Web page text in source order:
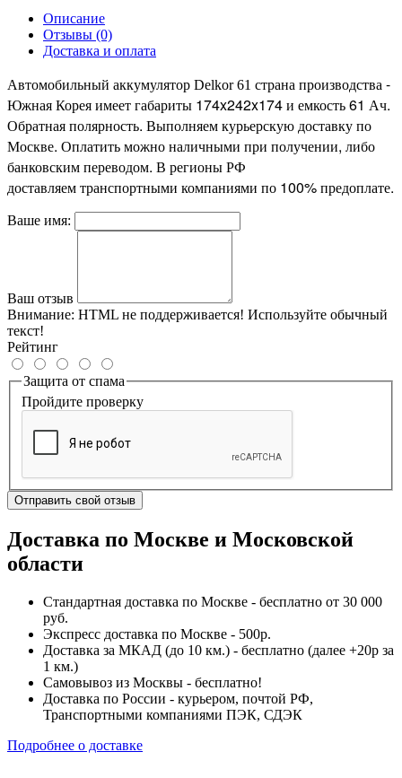
Описание
Отзывы (0)
Доставка и оплата
Автомобильный аккумулятор Delkor 61 страна производства -
Южная Корея имеет габариты 174x242x174 и емкость 61 Ач.
Обратная полярность. Выполняем курьерскую доставку по
Москве. Оплатить можно наличными при получении, либо
банковским переводом. В регионы РФ
доставляем транспортными компаниями по 100% предоплате.
Ваше имя:
Ваш отзыв
Внимание: HTML не поддерживается! Используйте обычный
текст!
Рейтинг
Защита от спама
Пройдите проверку
Отправить свой отзыв
Доставка по Москве и Московской
области
Стандартная доставка по Москве - бесплатно от 30 000
руб.
Экспресс доставка по Москве - 500р.
Доставка за МКАД (до 10 км.) - бесплатно (далее +20р за
1 км.)
Самовывоз из Москвы - бесплатно!
Доставка по России - курьером, почтой РФ,
Транспортными компаниями ПЭК, СДЭК
Подробнее о доставке